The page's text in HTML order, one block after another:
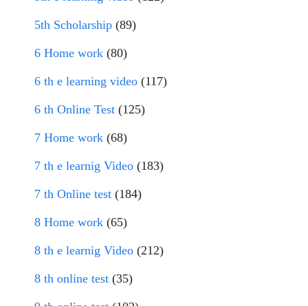
5th Scholarship (89)
6 Home work (80)
6 th e learning video (117)
6 th Online Test (125)
7 Home work (68)
7 th e learnig Video (183)
7 th Online test (184)
8 Home work (65)
8 th e learnig Video (212)
8 th online test (35)